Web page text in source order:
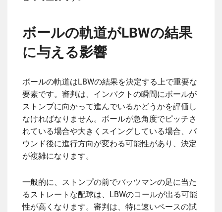
ボールの軌道がLBWの結果
に与える影響
ボールの軌道はLBWの結果を決定する上で重要な
要素です。審判は、インパクトの瞬間にボールが
ストンプに向かって進んでいるかどうかを評価し
なければなりません。ボールが急角度でピッチさ
れている場合や大きくスイングしている場合、バ
ウンド後に進行方向が変わる可能性があり、決定
が複雑になります。
一般的に、ストンプの前でバッツマンの足に当た
るストレートな配球は、LBWのコールが出る可能
性が高くなります。審判は、特に速いペースの試